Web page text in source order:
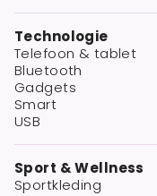
Technologie
Telefoon & tablet
Bluetooth
Gadgets
Smart
USB
Sport & Wellness
Sportkleding